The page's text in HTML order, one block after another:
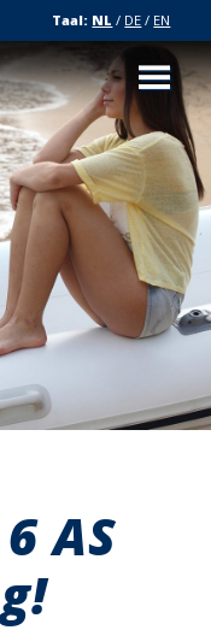
Taal: NL / DE / EN
AS